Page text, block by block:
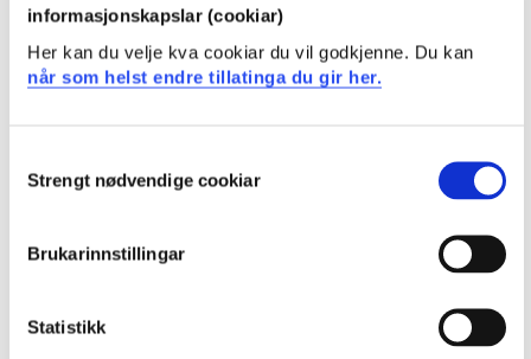
informasjonskapslar (cookiar)
Her kan du velje kva cookiar du vil godkjenne. Du kan
når som helst endre tillatinga du gir her.
Selection
Strengt nødvendige cookiar
Brukarinnstillingar
Statistikk
finansieringsplan.
Læringsutbytte
føremålet med eit finansrekneskap
forretningsplan, pitch eller investorpresentasjon
samanhengen mellom kostnader i ein utviklingsfase